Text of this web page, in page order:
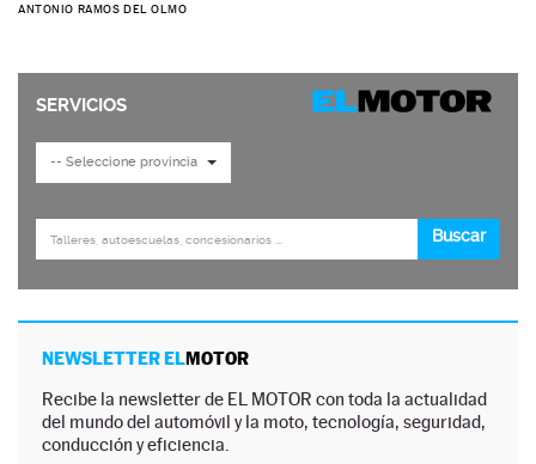
ANTONIO RAMOS DEL OLMO
NEWSLETTER ELMOTOR
Recibe la newsletter de EL MOTOR con toda la actualidad
del mundo del automóvil y la moto, tecnología, seguridad,
conducción y eficiencia.